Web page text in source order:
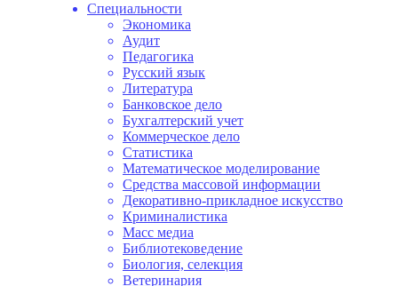
Специальности
Экономика
Аудит
Педагогика
Русский язык
Литература
Банковское дело
Бухгалтерский учет
Коммерческое дело
Статистика
Математическое моделирование
Средства массовой информации
Декоративно-прикладное искусство
Криминалистика
Масс медиа
Библиотековедение
Биология, селекция
Ветеринария